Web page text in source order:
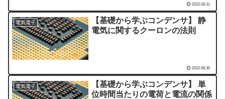
2022.08.31
電気電子
【基礎から学ぶコンデンサ】 静
電気に関するクーロンの法則
2022.08.30
電気電子
【基礎から学ぶコンデンサ】 単
位時間当たりの電荷と電流の関係